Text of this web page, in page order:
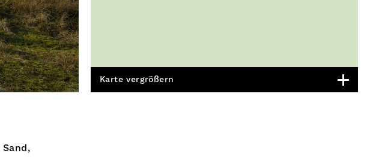
Sand,
Karte vergrößern